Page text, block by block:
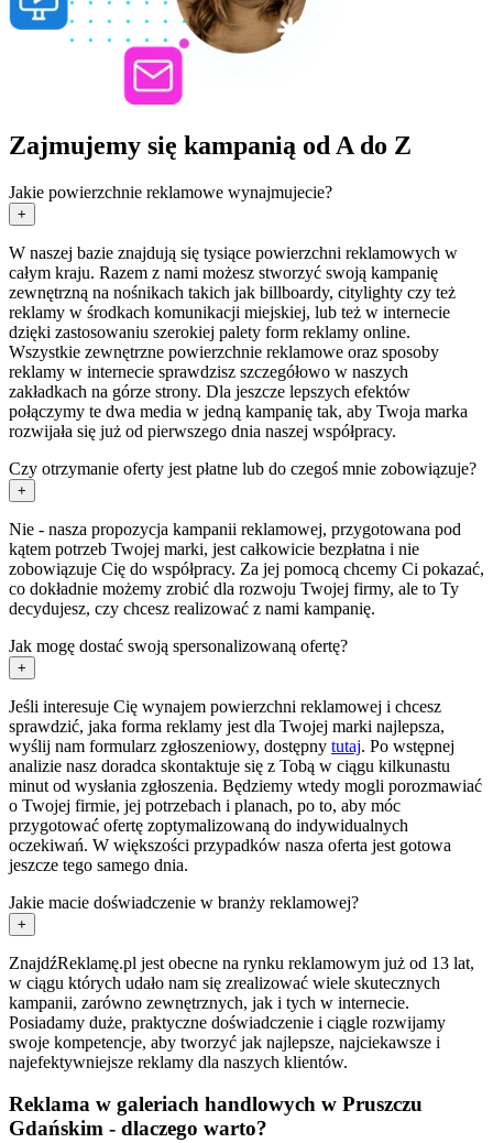
Zajmujemy się kampanią od A do Z
Jakie powierzchnie reklamowe wynajmujecie?
+
W naszej bazie znajdują się tysiące powierzchni reklamowych w
całym kraju. Razem z nami możesz stworzyć swoją kampanię
zewnętrzną na nośnikach takich jak billboardy, citylighty czy też
reklamy w środkach komunikacji miejskiej, lub też w internecie
dzięki zastosowaniu szerokiej palety form reklamy online.
Wszystkie zewnętrzne powierzchnie reklamowe oraz sposoby
reklamy w internecie sprawdzisz szczegółowo w naszych
zakładkach na górze strony. Dla jeszcze lepszych efektów
połączymy te dwa media w jedną kampanię tak, aby Twoja marka
rozwijała się już od pierwszego dnia naszej współpracy.
Czy otrzymanie oferty jest płatne lub do czegoś mnie zobowiązuje?
+
Nie - nasza propozycja kampanii reklamowej, przygotowana pod
kątem potrzeb Twojej marki, jest całkowicie bezpłatna i nie
zobowiązuje Cię do współpracy. Za jej pomocą chcemy Ci pokazać,
co dokładnie możemy zrobić dla rozwoju Twojej firmy, ale to Ty
decydujesz, czy chcesz realizować z nami kampanię.
Jak mogę dostać swoją spersonalizowaną ofertę?
+
Jeśli interesuje Cię wynajem powierzchni reklamowej i chcesz
sprawdzić, jaka forma reklamy jest dla Twojej marki najlepsza,
wyślij nam formularz zgłoszeniowy, dostępny tutaj. Po wstępnej
analizie nasz doradca skontaktuje się z Tobą w ciągu kilkunastu
minut od wysłania zgłoszenia. Będziemy wtedy mogli porozmawiać
o Twojej firmie, jej potrzebach i planach, po to, aby móc
przygotować ofertę zoptymalizowaną do indywidualnych
oczekiwań. W większości przypadków nasza oferta jest gotowa
jeszcze tego samego dnia.
Jakie macie doświadczenie w branży reklamowej?
+
ZnajdźReklamę.pl jest obecne na rynku reklamowym już od 13 lat,
w ciągu których udało nam się zrealizować wiele skutecznych
kampanii, zarówno zewnętrznych, jak i tych w internecie.
Posiadamy duże, praktyczne doświadczenie i ciągle rozwijamy
swoje kompetencje, aby tworzyć jak najlepsze, najciekawsze i
najefektywniejsze reklamy dla naszych klientów.
Reklama w galeriach handlowych w Pruszczu
Gdańskim - dlaczego warto?